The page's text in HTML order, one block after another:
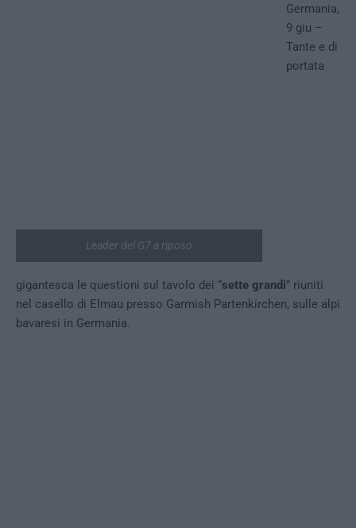
Leader del G7 a riposo
Germania,
9 giu –
Tante e di
portata
gigantesca le questioni sul tavolo dei “sette grandi” riuniti
nel casello di Elmau presso Garmish Partenkirchen, sulle alpi
bavaresi in Germania.